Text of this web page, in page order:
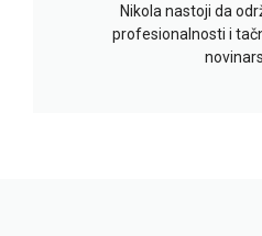
Nikola nastoji da
profesionalnosti i